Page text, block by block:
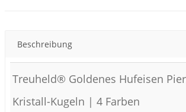
Beschreibung
Treuheld® Goldenes Hufeisen
Kristall-Kugeln | 4 Farben